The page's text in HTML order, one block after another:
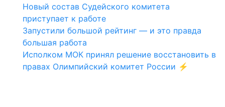
Новый состав Судейского комитета
приступает к работе
Запустили большой рейтинг — и это правда
большая работа
Исполком МОК принял решение восстановить в
правах Олимпийский комитет России ⚡️